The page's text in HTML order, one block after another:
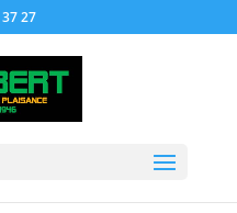
27